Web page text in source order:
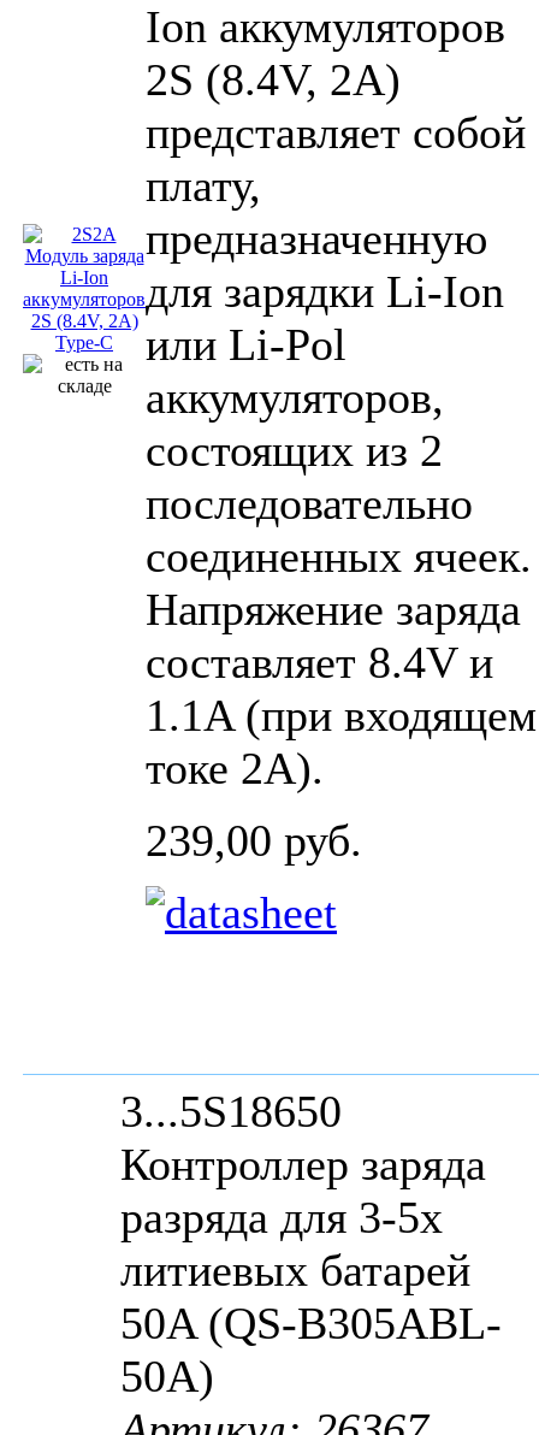
Ion аккумуляторов
2S (8.4V, 2A)
представляет собой
плату,
предназначенную
для зарядки Li-Ion
или Li-Pol
аккумуляторов,
состоящих из 2
последовательно
соединенных ячеек.
Напряжение заряда
составляет 8.4V и
1.1A (при входящем
токе 2A).
239,00 руб.
3...5S18650
Контроллер заряда
разряда для 3-5х
литиевых батарей
50A (QS-B305ABL-
50А)